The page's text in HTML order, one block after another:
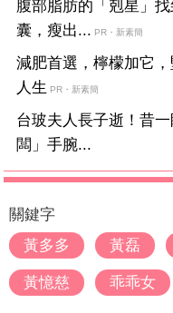
腹部脂肪的「剋星」
囊，瘦出... PR・新素簡
減肥首選，檸檬加它
人生
PR・新素簡
台玻夫人長子逝！昔
闆」手腕...
關鍵字
黃多多
黃磊
黃憶慈 乖乖女